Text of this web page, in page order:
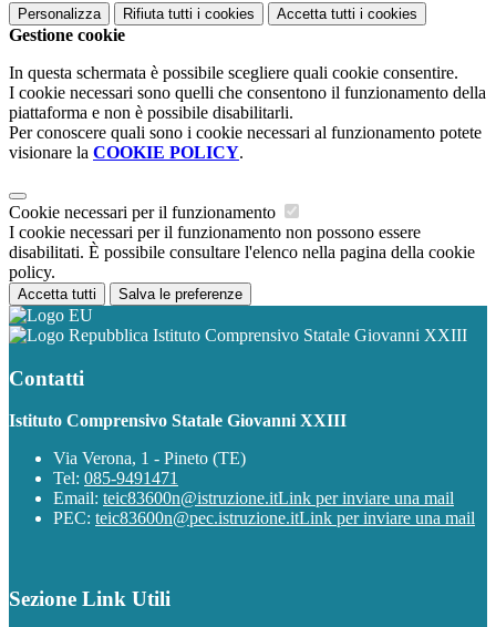
Personalizza Rifiuta tutti i cookies Accetta tutti i cookies
Gestione cookie
In questa schermata è possibile scegliere quali cookie consentire.
I cookie necessari sono quelli che consentono il funzionamento della
piattaforma e non è possibile disabilitarli.
Per conoscere quali sono i cookie necessari al funzionamento potete
visionare la COOKIE POLICY.
Cookie necessari per il funzionamento
I cookie necessari per il funzionamento non possono essere
disabilitati. È possibile consultare l'elenco nella pagina della cookie
policy.
Accetta tutti Salva le preferenze
Istituto Comprensivo Statale Giovanni XXIII
Contatti
Istituto Comprensivo Statale Giovanni XXIII
Via Verona, 1 - Pineto (TE)
Tel: 085-9491471
Email: teic83600n@istruzione.itLink per inviare una mail
PEC: teic83600n@pec.istruzione.itLink per inviare una mail
Sezione Link Utili